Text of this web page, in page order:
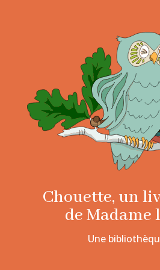
Chouette, un
de Madame
Une